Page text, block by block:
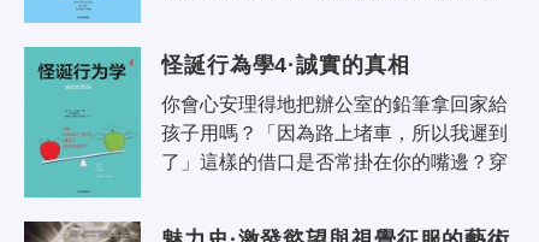
怪誕行為學4·誠實的真相
你會心安理得地把辦公室的鉛筆拿回家給
孩子用嗎？「因為路上堵車，所以我遲到
了」這樣的借口是否常掛在你的嘴邊？穿